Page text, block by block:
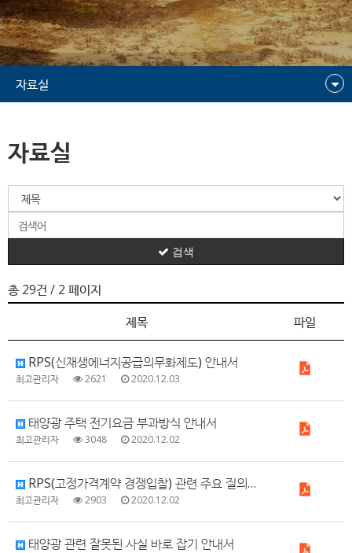
자료실
자료실
총 29건 / 2 페이지
검색
제목 파일
RPS(신재생에너지공급의무화제도) 안내서
최고관리자 2621 2020.12.03
태양광 주택 전기요금 부과방식 안내서
최고관리자 3048 2020.12.02
RPS(고정가격계약 경쟁입찰) 관련 주요 질의응답
최고관리자 2903 2020.12.02
태양광 관련 잘못된 사실 바로 잡기 안내서